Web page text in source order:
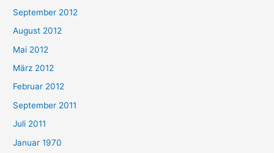
September 2012
August 2012
Mai 2012
März 2012
Februar 2012
September 2011
Juli 2011
Januar 1970